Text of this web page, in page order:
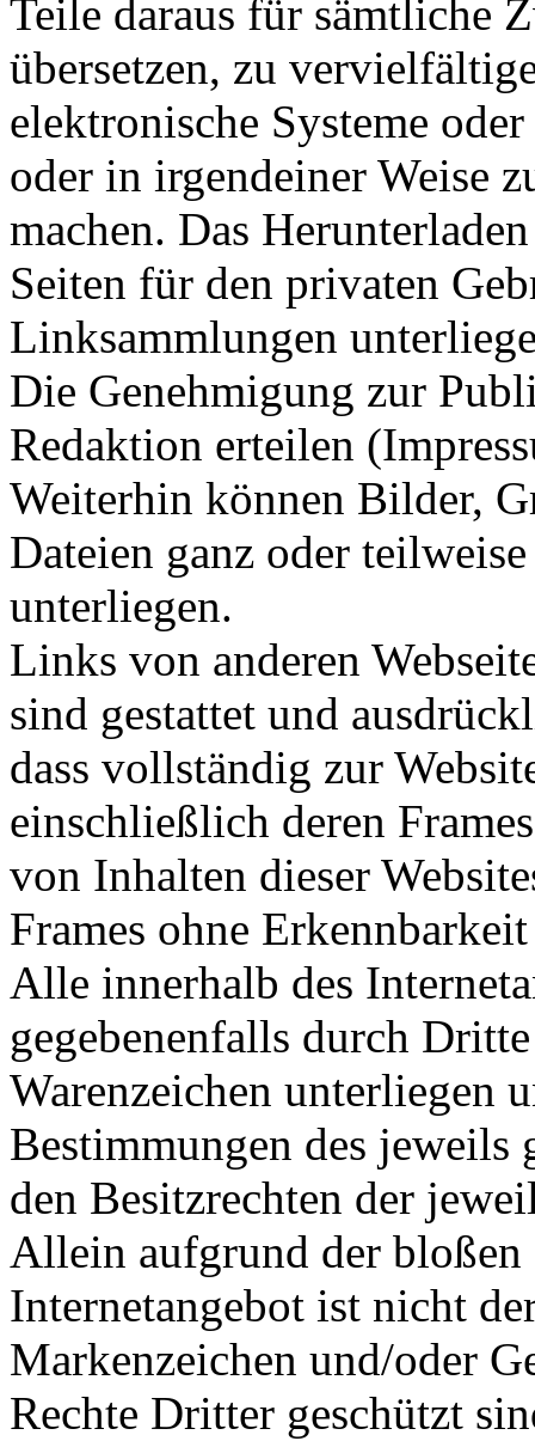
Teile daraus für sämtliche
übersetzen, zu
elektronische Systeme
oder in irgendeiner Weise
machen. Das
Seiten für den privaten
Linksammlungen
Die Genehmigung zur
Redaktion erteilen
Weiterhin können Bilder,
Dateien ganz oder
unterliegen.
Links von anderen
sind gestattet und
dass vollständig zur
einschließlich deren
von Inhalten dieser
Frames ohne
Alle innerhalb des
gegebenenfalls durch
Warenzeichen unterliegen
Bestimmungen des jeweils
den Besitzrechten der
Allein aufgrund der bloßen
Internetangebot ist nicht
Markenzeichen und/oder
Rechte Dritter geschützt